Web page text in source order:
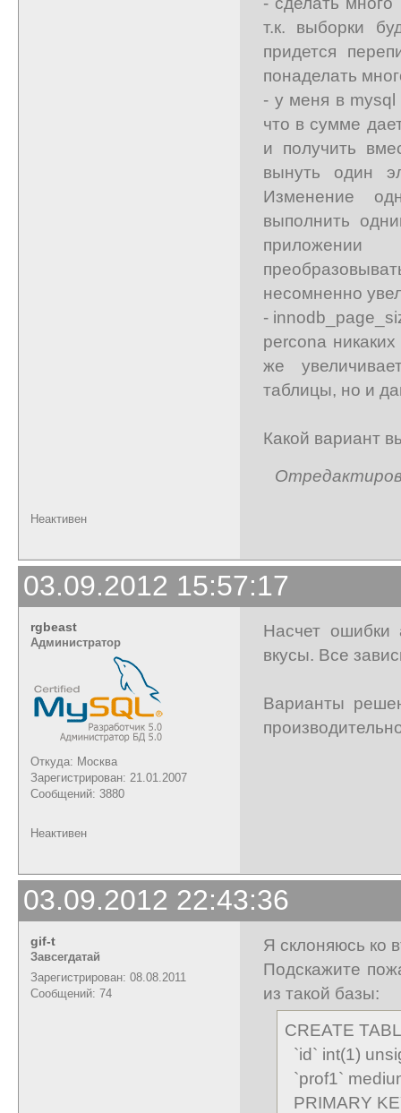
т.к. выборки
придется
понаделать
- у меня в
что в сумме
и получить
вынуть один
Изменение
выполнить
приложении
несомненно
-
percona
же
таблицы, но и
Какой вариант
Неактивен
03.09.2012 15:57:17
rgbeast
Администратор
Откуда: Москва
Зарегистрирован: 21.01.2007
Сообщений: 3880
Насчет ошибки
вкусы. Все
Варианты
Неактивен
03.09.2012 22:43:36
gif-t
Завсегдатай
Зарегистрирован: 08.08.2011
Сообщений: 74
Я склоняюсь ко
Подскажите
из такой базы:
CREATE
`id` int(1)
`prof1`
PRIMARY